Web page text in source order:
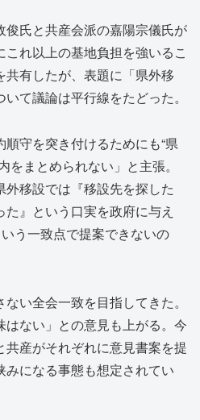
俊氏と共産会派の嘉陽宗儀氏が
れ以上の基地負担を強いるこ
共有したが、表題に「県外移
て議論は平行線をたどった。
守を突き付けるためにも“県
をまとめられない」と主張。
移設では『移設先を探した
』という口実を政府に与え
う一致点で提案できないの
い全会一致を目指してきた。
はない」との意見も上がる。今
産がそれぞれに意見書案を提
になる事態も想定されてい